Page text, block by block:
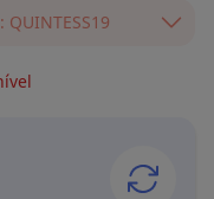
até 07/08/2026.